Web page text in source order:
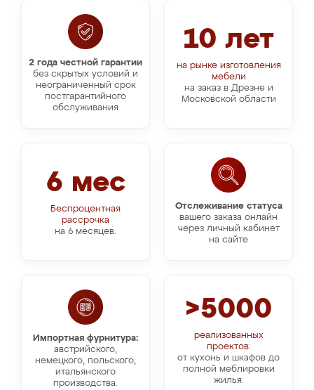
10 лет
на рынке изготовления
мебели
на заказ в Дрезне и
Московской области
2 года честной гарантии
без скрытых условий и
неограниченный срок
постгарантийного
обслуживания
Отслеживание статуса
вашего заказа онлайн
через личный кабинет
на сайте
6 мес
Беспроцентная
рассрочка
на 6 месяцев.
Импортная фурнитура:
австрийского,
немецкого, польского,
итальянского
производства.
>5000
реализованных
проектов:
от кухонь и шкафов до
полной меблировки
жилья.